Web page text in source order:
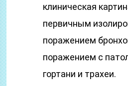
клиническая
первичным
поражением
поражением с
гортани и трахеи.